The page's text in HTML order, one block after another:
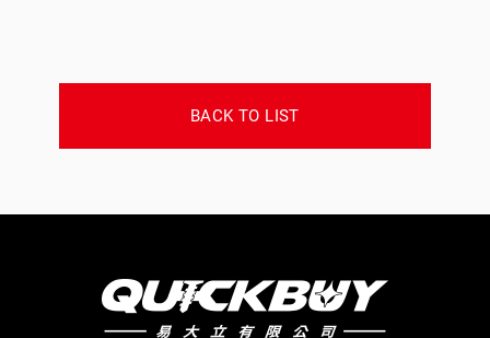
BACK TO LIST